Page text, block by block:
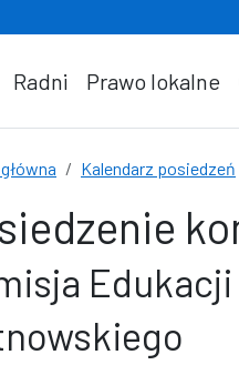
Radni Prawo lokalne
Kalendarz posiedzeń